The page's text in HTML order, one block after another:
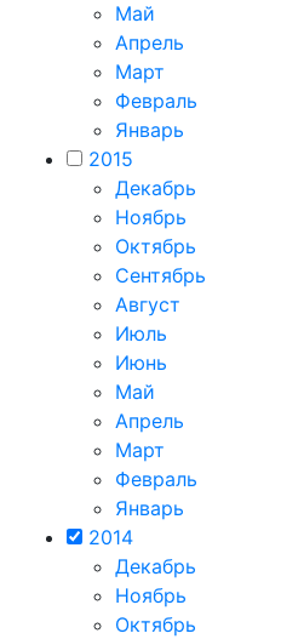
Май
Апрель
Март
Февраль
Январь
2015
Декабрь
Ноябрь
Октябрь
Сентябрь
Август
Июль
Июнь
Май
Апрель
Март
Февраль
Январь
2014
Декабрь
Ноябрь
Октябрь